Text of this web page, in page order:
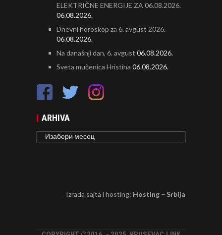
ELEKTRIČNE ENERGIJE ZA 06.08.2026.
06.08.2026.
Dnevni horoskop za 6. avgust 2026.
06.08.2026.
Na današnji dan, 6. avgust 06.08.2026.
Sveta mučenica Hristina 06.08.2026.
ARHIVA
ARHIVA
Izrada sajta i hosting: Hosting – Srbija